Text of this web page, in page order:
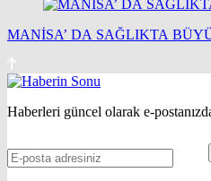
MANİSA’ DA SAĞLIKTA
Haberleri güncel olarak e-